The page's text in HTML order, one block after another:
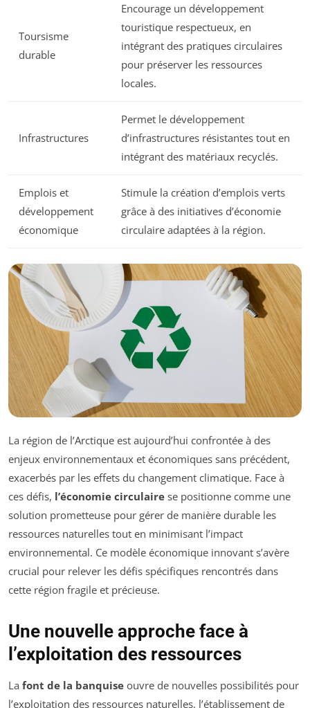
Toursisme
durable
Encourage un développement
touristique respectueux, en
intégrant des pratiques circulaires
pour préserver les ressources
locales.
Infrastructures
Permet le développement
d’infrastructures résistantes tout en
intégrant des matériaux recyclés.
Emplois et
développement
économique
Stimule la création d’emplois verts
grâce à des initiatives d’économie
circulaire adaptées à la région.
La région de l’Arctique est aujourd’hui confrontée à des
enjeux environnementaux et économiques sans précédent,
exacerbés par les effets du changement climatique. Face à
ces défis, l’économie circulaire se positionne comme une
solution prometteuse pour gérer de manière durable les
ressources naturelles tout en minimisant l’impact
environnemental. Ce modèle économique innovant s’avère
crucial pour relever les défis spécifiques rencontrés dans
cette région fragile et précieuse.
Une nouvelle approche face à
l’exploitation des ressources
La font de la banquise ouvre de nouvelles possibilités pour
l’exploitation des ressources naturelles, l’établissement de